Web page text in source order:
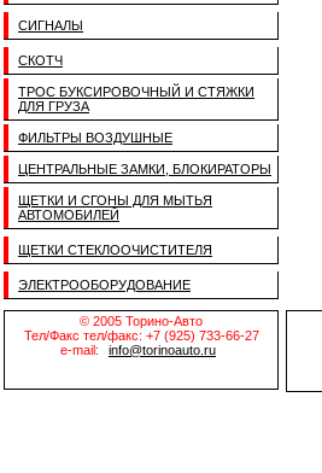
СИГНАЛЫ
СКОТЧ
ТРОС БУКСИРОВОЧНЫЙ И СТЯЖКИ
ДЛЯ ГРУЗА
ФИЛЬТРЫ ВОЗДУШНЫЕ
ЦЕНТРАЛЬНЫЕ ЗАМКИ, БЛОКИРАТОРЫ
ЩЕТКИ И СГОНЫ ДЛЯ МЫТЬЯ
АВТОМОБИЛЕЙ
ЩЕТКИ СТЕКЛООЧИСТИТЕЛЯ
ЭЛЕКТРООБОРУДОВАНИЕ
© 2005 Торино-Авто
Тел/Факс тел/факс: +7 (925) 733-66-27
e-mail:
info@torinoauto.ru